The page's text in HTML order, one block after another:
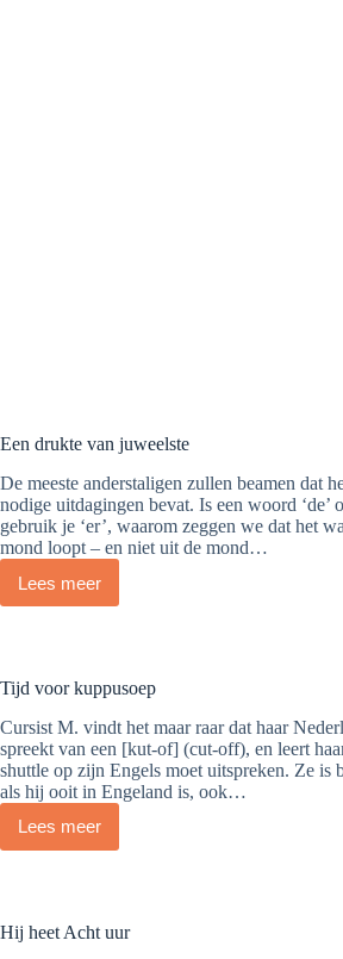
Een drukte van juweelste
De meeste anderstaligen zullen beamen dat
nodige uitdagingen bevat. Is een woord ‘de’
gebruik je ‘er’, waarom zeggen we dat het
mond loopt – en niet uit de mond…
Lees meer
Een
drukte
Tijd voor kuppusoep
Cursist M. vindt het maar raar dat haar
spreekt van een [kut-of] (cut-off), en leert
shuttle op zijn Engels moet uitspreken. Ze is
als hij ooit in Engeland is, ook…
Lees meer
Tijd
voor
Hij heet Acht uur